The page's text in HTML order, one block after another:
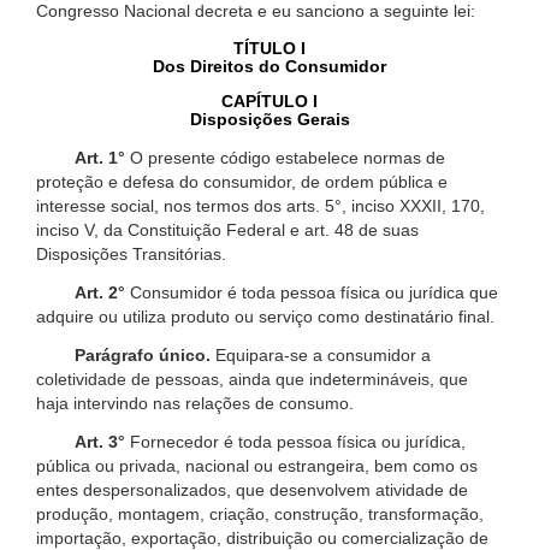
Congresso Nacional decreta e eu sanciono a seguinte lei:
TÍTULO I
Dos Direitos do Consumidor
CAPÍTULO I
Disposições Gerais
Art. 1° O presente código estabelece normas de
proteção e defesa do consumidor, de ordem pública e
interesse social, nos termos dos arts. 5°, inciso XXXII, 170,
inciso V, da Constituição Federal e art. 48 de suas
Disposições Transitórias.
Art. 2° Consumidor é toda pessoa física ou jurídica que
adquire ou utiliza produto ou serviço como destinatário final.
Parágrafo único. Equipara-se a consumidor a
coletividade de pessoas, ainda que indetermináveis, que
haja intervindo nas relações de consumo.
Art. 3° Fornecedor é toda pessoa física ou jurídica,
pública ou privada, nacional ou estrangeira, bem como os
entes despersonalizados, que desenvolvem atividade de
produção, montagem, criação, construção, transformação,
importação, exportação, distribuição ou comercialização de